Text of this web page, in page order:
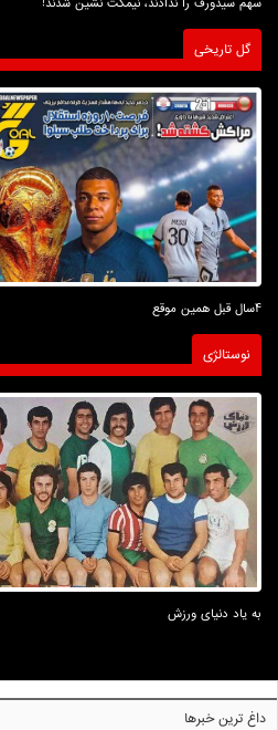
گل تاریخی
4سال قبل همین موقع
نوستالژی
به یاد دنیای ورزش
داغ ترین خبرها